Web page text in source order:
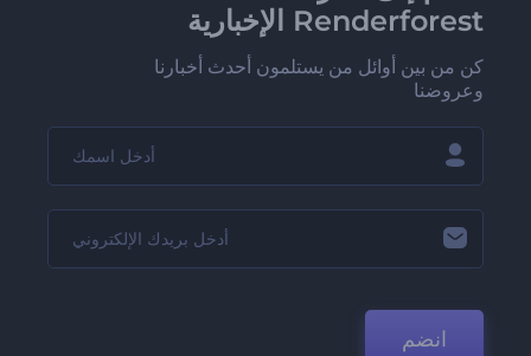
Renderforest الإخبارية
كن من بين أوائل من يستلمون أحدث أخبارنا
وعروضنا
انضم